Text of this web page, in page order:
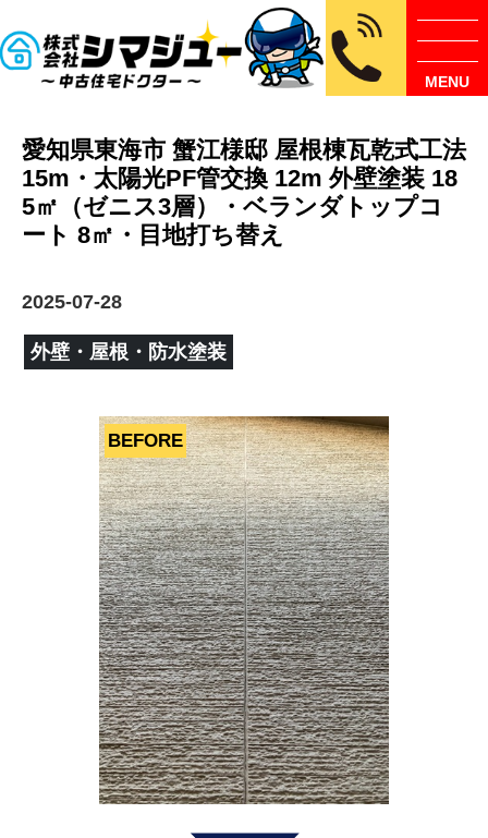
MENU
愛知県東海市 蟹江様邸 屋根棟瓦乾式工法
15m・太陽光PF管交換 12m 外壁塗装 18
5㎡（ゼニス3層）・ベランダトップコ
ート 8㎡・目地打ち替え
2025-07-28
外壁・屋根・防水塗装